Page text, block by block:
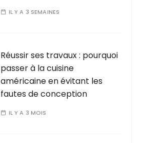
IL Y A 3 SEMAINES
Réussir ses travaux : pourquoi
passer à la cuisine
américaine en évitant les
fautes de conception
IL Y A 3 MOIS